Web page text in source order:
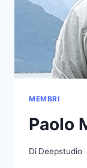
MEMBRI
Paolo
Di Deepstudio